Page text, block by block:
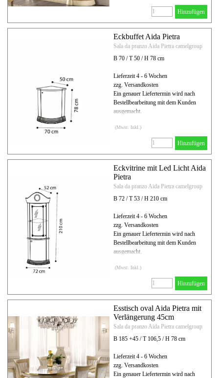
Hinzufügen
Eckbuffet Aida Pietra
Sala da pranzo Aida Pietra camelgroup
B 70 / T 50 / H 78 cm
Lieferzeit 4 - 6 Wochen
zzg. Versandkosten
Ein genauer Liefertermin wird nach
Bestellbearbeitung mit dem Kunden
ausgemacht.
(Mwst. Inkl.)
Hinzufügen
Eckvitrine mit Led Licht Aida
Pietra
Sala da pranzo Aida Pietra camelgroup
B 72 / T 53 / H 210 cm
Lieferzeit 4 - 6 Wochen
zzg. Versandkosten
Ein genauer Liefertermin wird nach
Bestellbearbeitung mit dem Kunden
ausgemacht.
(Mwst. Inkl.)
Hinzufügen
Esstisch oval Aida Pietra mit
Verlängerung 45cm
Sala da pranzo Aida Pietra camelgroup
B 185 +45 / T 106,5 / H 78 cm
Lieferzeit 4 - 6 Wochen
zzg. Versandkosten
Ein genauer Liefertermin wird nach